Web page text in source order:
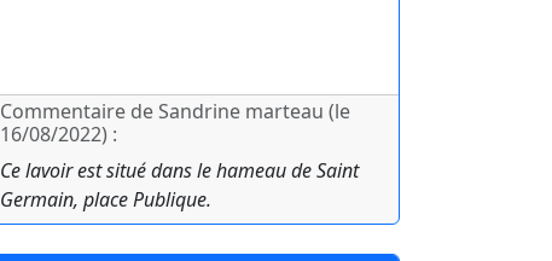
Commentaire de Sandrine marteau (le
16/08/2022) :
Ce lavoir est situé dans le hameau de Saint
Germain, place Publique.